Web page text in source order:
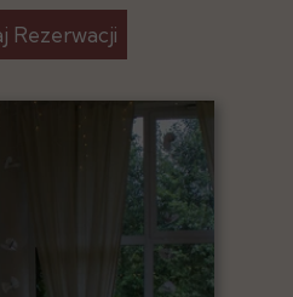
Rezerwacji